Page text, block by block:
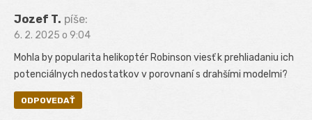
Jozef T. píše:
6. 2. 2025 o 9:04
Mohla by popularita helikoptér Robinson viesť k prehliadaniu ich
potenciálnych nedostatkov v porovnaní s drahšími modelmi?
ODPOVEDAŤ